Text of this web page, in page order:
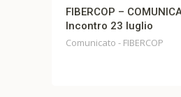
FIBERCOP –
Incontro 23 luglio
Comunicato - FIBERCOP